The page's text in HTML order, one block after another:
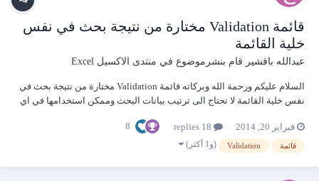
قائمة Validation مختارة من نتيجة بحث في نفس
خلية القائمة
عبدالله باقشير قام بنشرموضوع في منتدى الاكسيل Excel
السلام عليكم ورحمة الله وبركاته قائمة Validation مختارة من نتيجة بحث في
نفس خلية القائمة لا تحتاج الى ترتيب بيانات البحث وممكن استخدامها في اي
الصحة.rar
فبراير 20, 2014 8
قائمة Validation (و1 أكثر)